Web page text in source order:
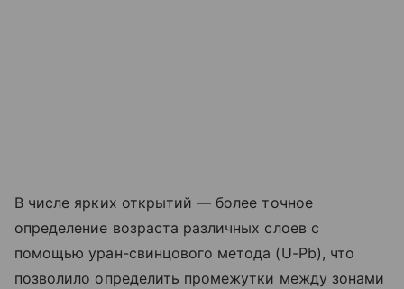
В числе ярких открытий — более точное
определение возраста различных слоев с
помощью уран-свинцового метода (U-Pb), что
позволило определить промежутки между зонами